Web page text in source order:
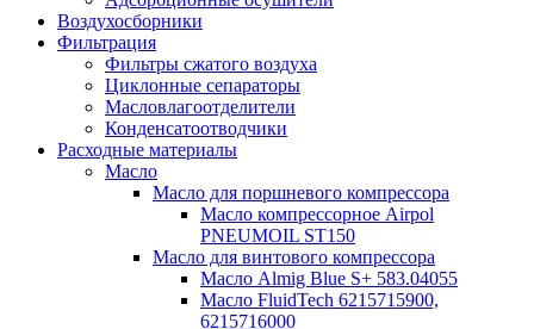
Воздухосборники
Фильтрация
Фильтры сжатого воздуха
Циклонные сепараторы
Масловлагоотделители
Конденсатоотводчики
Расходные материалы
Масло
Масло для поршневого компрессора
Масло компрессорное Airpol
PNEUMOIL ST150
Масло для винтового компрессора
Масло Almig Blue S+ 583.04055
Масло FluidTech 6215715900,
6215716000